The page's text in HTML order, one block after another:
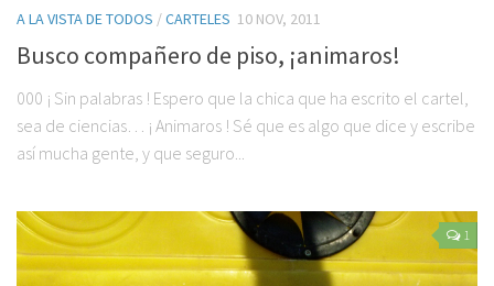
A LA VISTA DE TODOS /CARTELES 10 NOV, 2011
Busco compañero de piso, ¡animaros!
000 ¡ Sin palabras ! Espero que la chica que ha escrito el cartel,
sea de ciencias… ¡ Animaros ! Sé que es algo que dice y escribe
así mucha gente, y que seguro...
1